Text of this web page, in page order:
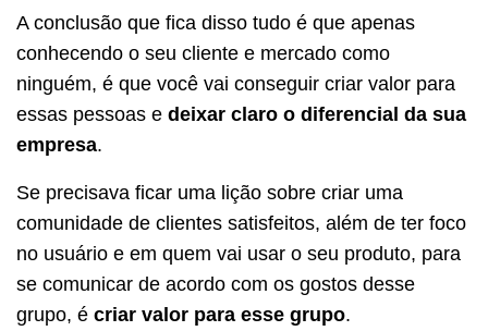
A conclusão que fica disso tudo é que apenas
conhecendo o seu cliente e mercado como
ninguém, é que você vai conseguir criar valor para
essas pessoas e deixar claro o diferencial da sua
empresa.
Se precisava ficar uma lição sobre criar uma
comunidade de clientes satisfeitos, além de ter foco
no usuário e em quem vai usar o seu produto, para
se comunicar de acordo com os gostos desse
grupo, é criar valor para esse grupo.